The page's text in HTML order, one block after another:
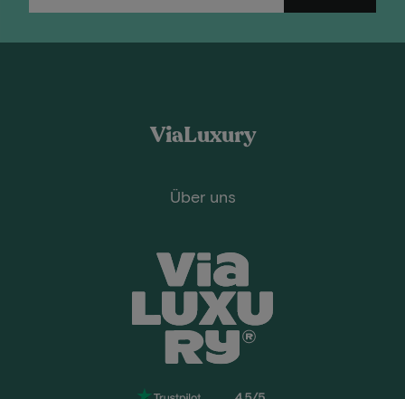
ViaLuxury
Über uns